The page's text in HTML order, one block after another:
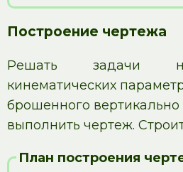
Построение чертежа
Решать задачи
кинематических
брошенного
выполнить чертеж.
План построения